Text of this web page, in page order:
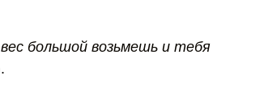
большой возьмешь и тебя